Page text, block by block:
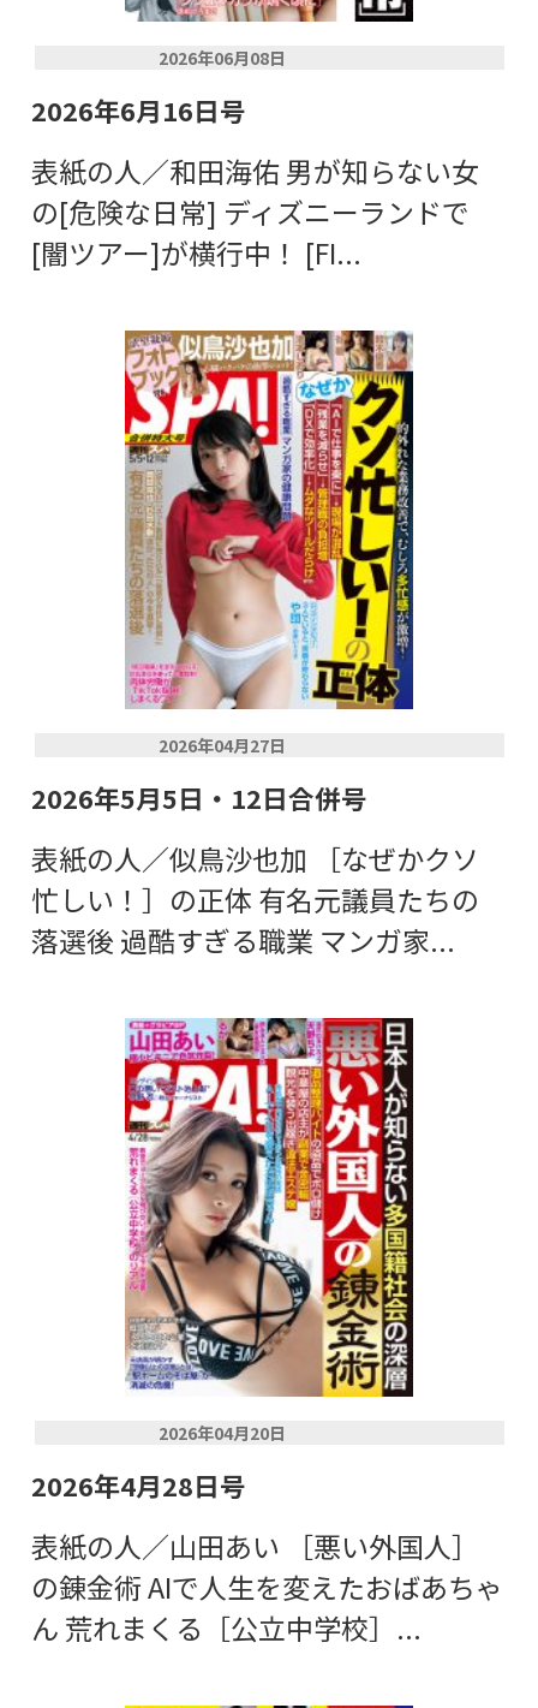
2026年06月08日
2026年6月16日号
表紙の人／和田海佑 男が知らない女
の[危険な日常] ディズニーランドで
[闇ツアー]が横行中！ [FI...
2026年04月27日
2026年5月5日・12日合併号
表紙の人／似鳥沙也加 ［なぜかクソ
忙しい！］の正体 有名元議員たちの
落選後 過酷すぎる職業 マンガ家...
2026年04月20日
2026年4月28日号
表紙の人／山田あい ［悪い外国人］
の錬金術 AIで人生を変えたおばあちゃ
ん 荒れまくる［公立中学校］...